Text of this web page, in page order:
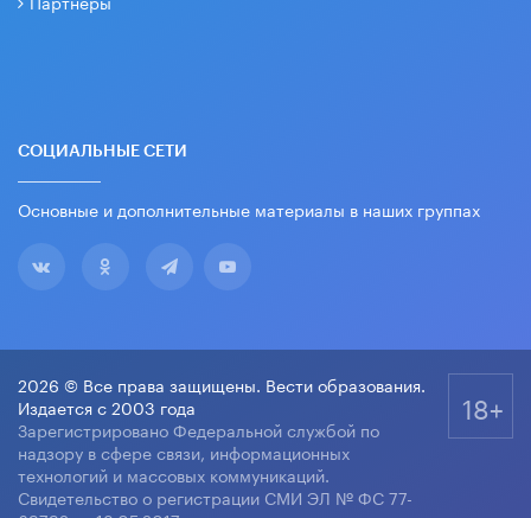
СОЦИАЛЬНЫЕ СЕТИ
Основные и дополнительные материалы в наших группах
2026 © Все права защищены. Вести образования.
Издается с 2003 года
Зарегистрировано Федеральной службой по
надзору в сфере связи, информационных
технологий и массовых коммуникаций.
Свидетельство о регистрации СМИ ЭЛ № ФС 77-
18+